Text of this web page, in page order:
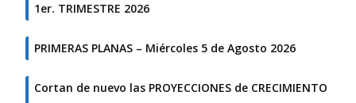
1er. TRIMESTRE 2026
PRIMERAS PLANAS – Miércoles 5 de Agosto 2026
Cortan de nuevo las PROYECCIONES de CRECIMIENTO